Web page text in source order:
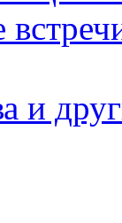
и